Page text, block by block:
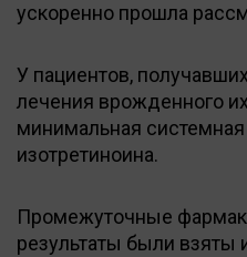
ускоренно прошла
У пациентов,
лечения врожденного
минимальная
изотретиноина.
Промежуточные
результаты были взяты